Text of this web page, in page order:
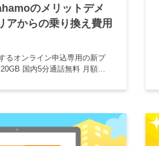
のメリットデメ
アからの乗り換え費用
るオンライン申込専用の新プ
国内5分通話無料 月額
検討されています。 しかし、